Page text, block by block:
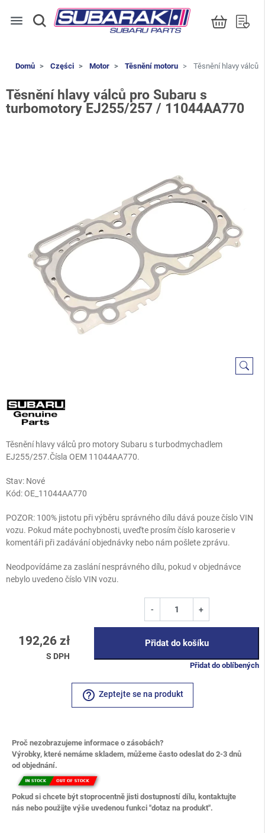
menu
Domů Części Motor Těsnění motoru Těsnění hlavy válců
Těsnění hlavy válců pro Subaru s
turbomotory EJ255/257 / 11044AA770
Těsnění hlavy válců pro motory Subaru s turbodmychadlem
EJ255/257.Čísla OEM 11044AA770.
Stav: Nové
Kód:OE_11044AA770
POZOR: 100% jistotu při výběru správného dílu dává pouze číslo VIN
vozu. Pokud máte pochybnosti, uveďte prosím číslo karoserie v
komentáři při zadávání objednávky nebo nám pošlete zprávu.
Neodpovídáme za zaslání nesprávného dílu, pokud v objednávce
nebylo uvedeno číslo VIN vozu.
192,26 zł
S DPH
- +
Přidat do košíku
Přidat do oblíbených
help_outline Zeptejte se na produkt
Proč nezobrazujeme informace o zásobách?
Výrobky, které nemáme skladem, můžeme často odeslat do 2-3 dnů
od objednání.
Pokud si chcete být stoprocentně jisti dostupností dílu, kontaktujte
nás nebo použijte výše uvedenou funkci "dotaz na produkt".